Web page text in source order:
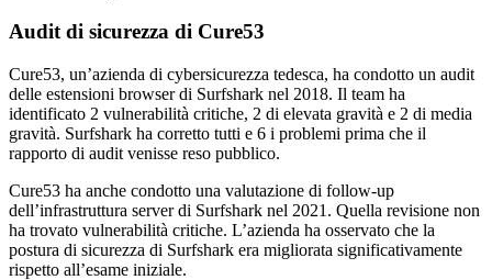
Audit di sicurezza di Cure53
Cure53, un’azienda di cybersicurezza tedesca, ha condotto un audit
delle estensioni browser di Surfshark nel 2018. Il team ha
identificato 2 vulnerabilità critiche, 2 di elevata gravità e 2 di media
gravità. Surfshark ha corretto tutti e 6 i problemi prima che il
rapporto di audit venisse reso pubblico.
Cure53 ha anche condotto una valutazione di follow-up
dell’infrastruttura server di Surfshark nel 2021. Quella revisione non
ha trovato vulnerabilità critiche. L’azienda ha osservato che la
postura di sicurezza di Surfshark era migliorata significativamente
rispetto all’esame iniziale.